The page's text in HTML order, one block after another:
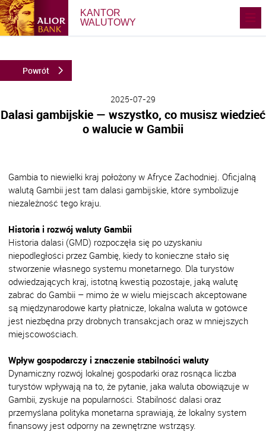
KANTOR
WALUTOWY
Powrót
2025-07-29
Dalasi gambijskie — wszystko, co musisz wiedzieć
o walucie w Gambii
Gambia to niewielki kraj położony w Afryce Zachodniej. Oficjalną
walutą Gambii jest tam dalasi gambijskie, które symbolizuje
niezależność tego kraju.
Historia i rozwój waluty Gambii
Historia dalasi (GMD) rozpoczęła się po uzyskaniu
niepodległości przez Gambię, kiedy to konieczne stało się
stworzenie własnego systemu monetarnego. Dla turystów
odwiedzających kraj, istotną kwestią pozostaje, jaką walutę
zabrać do Gambii – mimo że w wielu miejscach akceptowane
są międzynarodowe karty płatnicze, lokalna waluta w gotówce
jest niezbędna przy drobnych transakcjach oraz w mniejszych
miejscowościach.
Wpływ gospodarczy i znaczenie stabilności waluty
Dynamiczny rozwój lokalnej gospodarki oraz rosnąca liczba
turystów wpływają na to, że pytanie, jaka waluta obowiązuje w
Gambii, zyskuje na popularności. Stabilność dalasi oraz
przemyślana polityka monetarna sprawiają, że lokalny system
finansowy jest odporny na zewnętrzne wstrząsy.